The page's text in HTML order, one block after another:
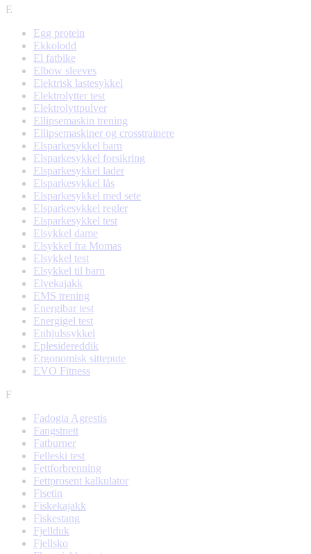
E
Egg protein
Ekkolodd
El fatbike
Elbow sleeves
Elektrisk lastesykkel
Elektrolytter test
Elektrolyttpulver
Ellipsemaskin trening
Ellipsemaskiner og crosstrainere
Elsparkesykkel barn
Elsparkesykkel forsikring
Elsparkesykkel lader
Elsparkesykkel lås
Elsparkesykkel med sete
Elsparkesykkel regler
Elsparkesykkel test
Elsykkel dame
Elsykkel fra Momas
Elsykkel test
Elsykkel til barn
Elvekajakk
EMS trening
Energibar test
Energigel test
Enhjulssykkel
Eplesidereddik
Ergonomisk sittepute
EVO Fitness
F
Fadogia Agrestis
Fangstnett
Fatburner
Felleski test
Fettforbrenning
Fettprosent kalkulator
Fisetin
Fiskekajakk
Fiskestang
Fjellduk
Fjellsko